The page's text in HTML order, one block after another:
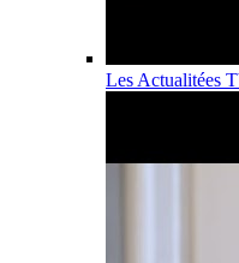
Les Actualitées